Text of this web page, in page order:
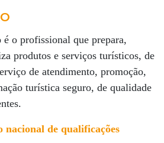
o profissional que prepara,
produtos e serviços turísticos, de
de atendimento, promoção,
turística seguro, de qualidade
nacional de qualificações